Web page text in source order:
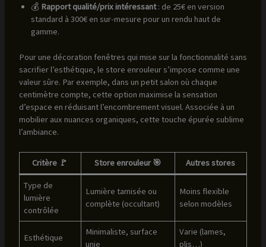
💰 Rapport qualité/prix intéressant: de 25€ en version
standard à 300€ en sur-mesure pour un rendu haut de
gamme.
Pour une décoration fenêtres qui mise sur la fonctionnalité sans
sacrifier l’esthétique, le store enrouleur s’impose comme une
valeur sûre. Par exemple, dans un petit salon où chaque
centimètre compte, cette option maximise la sensation
d’espace en réduisant l’encombrement visuel. Associée à un
mobilier aux nuances organiques, cette touche épurée sublime
l’ambiance.
Critère 🚩 Store enrouleur 🎯 Autres stores
Type de
lumière
contrôlée
Lumière tamisée ou
complète (occultant)
Moins flexible
selon modèles
Esthétique
Minimaliste, surface
unie
Varie (lames,
plis…)